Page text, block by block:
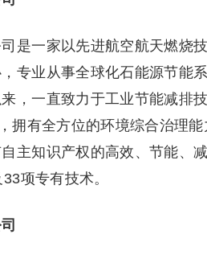
一家以先进航空航天燃烧
专业从事全球化石能源节能
，一直致力于工业节能减排
拥有全方位的环境综合治理
主知识产权的高效、节能、
项专有技术。